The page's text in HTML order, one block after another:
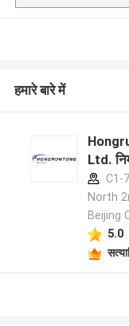
हमारे बारे में
Ltd.
C1-
North
Beijing
5.0